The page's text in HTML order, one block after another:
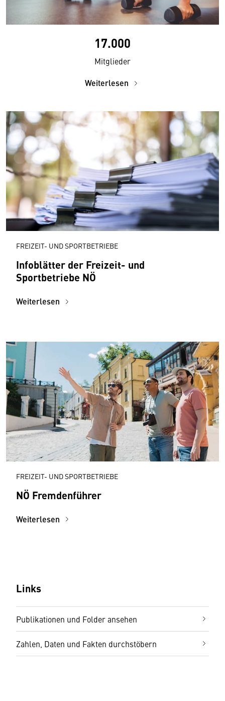
17.000
Mitglieder
Weiterlesen
FREIZEIT- UND SPORTBETRIEBE
Infoblätter der Freizeit- und
Sportbetriebe NÖ
Weiterlesen
FREIZEIT- UND SPORTBETRIEBE
NÖ Fremdenführer
Weiterlesen
Links
Publikationen und Folder ansehen
Zahlen, Daten und Fakten durchstöbern